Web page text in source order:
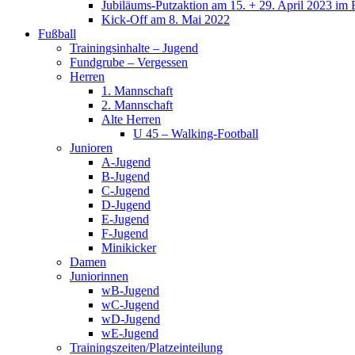
Jubiläums-Putzaktion am 15. + 29. April 2023 im
Kick-Off am 8. Mai 2022
Fußball
Trainingsinhalte – Jugend
Fundgrube – Vergessen
Herren
1. Mannschaft
2. Mannschaft
Alte Herren
U 45 – Walking-Football
Junioren
A-Jugend
B-Jugend
C-Jugend
D-Jugend
E-Jugend
F-Jugend
Minikicker
Damen
Juniorinnen
wB-Jugend
wC-Jugend
wD-Jugend
wE-Jugend
Trainingszeiten/Platzeinteilung